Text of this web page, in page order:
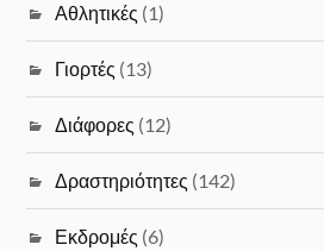
Αθλητικές (1)
Γιορτές (13)
Διάφορες (12)
Δραστηριότητες (142)
Εκδρομές (6)